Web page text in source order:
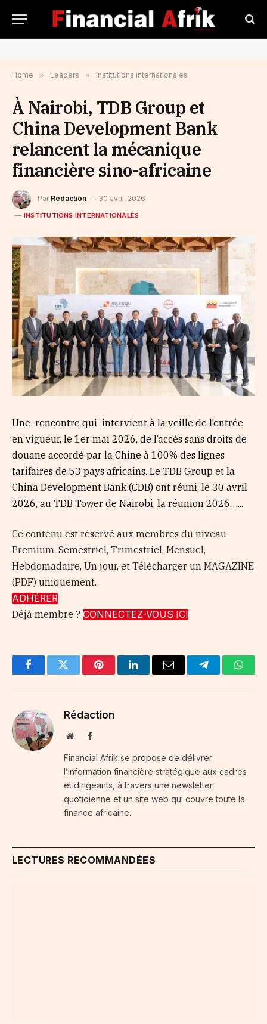
Home » Leaders » Institutions internationales
À Nairobi, TDB Group et
China Development Bank
relancent la mécanique
financière sino-africaine
Par Rédaction 30 avril, 2026
INSTITUTIONS INTERNATIONALES
Une rencontre qui intervient à la veille de l’entrée
en vigueur, le 1er mai 2026, de l’accès sans droits de
douane accordé par la Chine à 100% des lignes
tarifaires de 53 pays africains. Le TDB Group et la
China Development Bank (CDB) ont réuni, le 30 avril
2026, au TDB Tower de Nairobi, la réunion 2026…...
Ce contenu est réservé aux membres du niveau
Premium, Semestriel, Trimestriel, Mensuel,
Hebdomadaire, Un jour, et Télécharger un MAGAZINE
(PDF) uniquement.
ADHÉRER
Déjà membre ? CONNECTEZ-VOUS ICI
FacebookTwitter PinterestLinkedInEmail Telegram
Rédaction
WebsiteFacebook
Financial Afrik se propose de délivrer
l’information financière stratégique aux cadres
et dirigeants, à travers une newsletter
quotidienne et un site web qui couvre toute la
finance africaine.
LECTURES RECOMMANDÉES